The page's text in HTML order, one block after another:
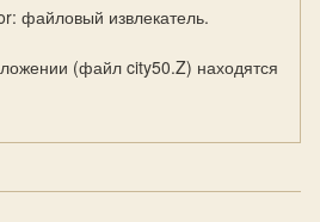
файловый извлекатель.
(файл city50.Z) находятся